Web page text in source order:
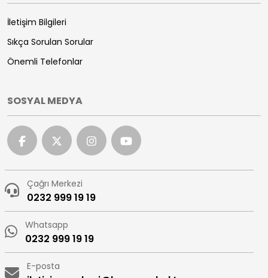
İletişim Bilgileri
Sıkça Sorulan Sorular
Önemli Telefonlar
SOSYAL MEDYA
Çağrı Merkezi
0232 999 19 19
Whatsapp
0232 999 19 19
E-posta